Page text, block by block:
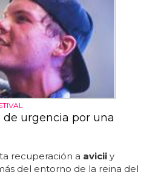
urgencia por una
recuperación a avicii y
del entorno de la reina del